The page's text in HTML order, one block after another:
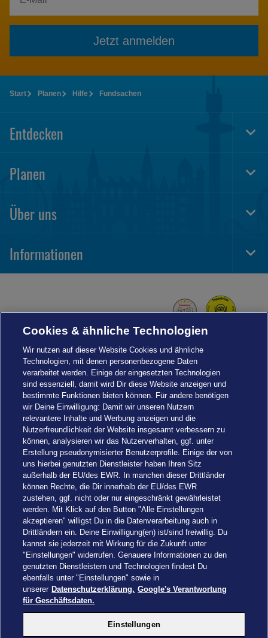
Jetzt anmelden
Start Planen Hilfe Fundsachen
Entdecken
Planen
Über uns
Informationen
Drachenzähmen - Die Insel © 2026 DreamWorks Animation LLC
TM & © 2026 Columbia Pictures Industries, Inc. All Rights Reserved
© Heide Park Resort 2026, alle Rechte vorbehalten. Änderungen
vorbehalten.
Einstellungen
Cookies & ähnliche Technologien
Wir nutzen auf dieser Website Cookies und ähnliche
Technologien, mit denen personenbezogene Daten
verarbeitet werden. Einige der eingesetzten Technologien
sind essenziell, damit wird Dir diese Website anzeigen und
bestimmte Funktionen bieten können. Für andere benötigen
wir Deine Einwilligung: Damit wir unseren Nutzern
relevantere Inhalte und Werbung anzeigen und die
Nutzerfreundlichkeit der Website insgesamt verbessern zu
können, analysieren wir das Nutzerverhalten, ggf. unter
Erstellung pseudonymisierter Benutzerprofile. Einige der von
uns hierbei genutzten Dienstleister haben Ihren Sitz
außerhalb der EU/des EWR. In manchen dieser Drittländer
können Rechte, die Dir innerhalb der EU/des EWR
zustehen, ggf. nicht oder nur eingeschränkt gewährleistet
werden. Mit Klick auf den Button "Alle Einstellungen
akzeptieren" willigst Du in die Datenverarbeitung auch in
Drittländern ein. Deine Einwilligung(en) ist/sind freiwillig. Du
kannst sie jederzeit mit Wirkung für die Zukunft unter
"Einstellungen" widerrufen. Genauere Informationen zu den
genutzten Dienstleistern und Technologien findest Du
ebenfalls unter "Einstellungen" sowie in
unserer Datenschutzerklärung. Google's Verantwortung
für Geschäftsdaten.
Einstellungen